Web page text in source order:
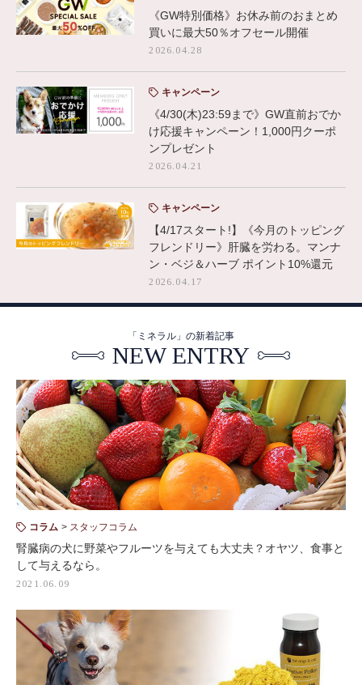
《GW特別価格》お休み前のおまとめ
買いに最大50％オフセール開催
2026.04.28
キャンペーン
《4/30(木)23:59まで》GW直前おでか
け応援キャンペーン！1,000円クーポ
ンプレゼント
2026.04.21
キャンペーン
【4/17スタート!】《今月のトッピング
フレンドリー》肝臓を労わる。マンナ
ン・ベジ＆ハーブ ポイント10%還元
2026.04.17
「ミネラル」の新着記事
NEW ENTRY
コラム スタッフコラム
腎臓病の犬に野菜やフルーツを与えても大丈夫？オヤツ、食事と
して与えるなら。
2021.06.09